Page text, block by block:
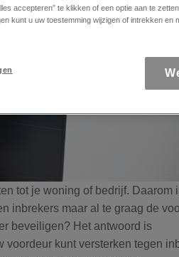
tot je woning of bedrijf. Daarom
inbrekers maar al te graag de
beveiligen? Het antwoord is
voordeur kunt versterken tegen
accepteren” te klikken of een optie aan te
kunt u uw toestemming wijzigen of intrekken en